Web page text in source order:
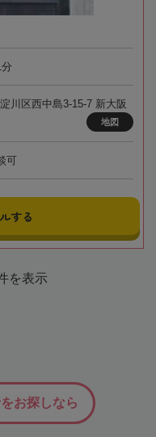
川区西中島3-15-7 新大阪
地図
可
する
を表示
お探しなら